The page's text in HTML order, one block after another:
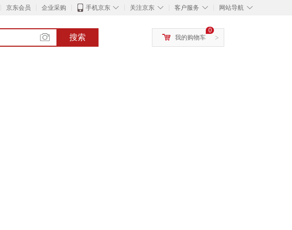
京东会员 企业采购 ◇
手机京东 ◇
关注京东 ◇
客户服务 ◇
网站导航
搜索 >
0
我的购物车